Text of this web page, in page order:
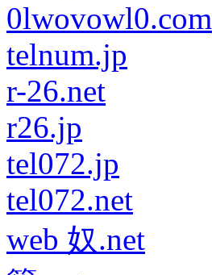
0lwovowl0.com
telnum.jp
r-26.net
r26.jp
tel072.jp
tel072.net
web 奴.net